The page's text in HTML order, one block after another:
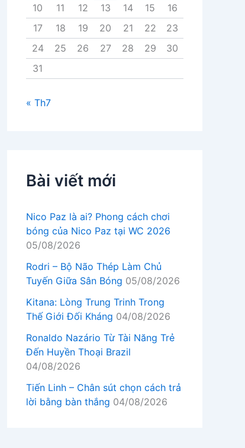
10
11 12 13 14 15
16
17
18 19 20 21 22
23
24
25 26 27 28 29
30
31
« Th7
Bài viết mới
Nico Paz là ai? Phong cách chơi
bóng của Nico Paz tại WC 2026
05/08/2026
Rodri – Bộ Não Thép Làm Chủ
Tuyến Giữa Sân Bóng 05/08/2026
Kitana: Lòng Trung Trinh Trong
Thế Giới Đối Kháng 04/08/2026
Ronaldo Nazário Từ Tài Năng Trẻ
Đến Huyền Thoại Brazil
04/08/2026
Tiến Linh – Chân sút chọn cách trả
lời bằng bàn thắng 04/08/2026